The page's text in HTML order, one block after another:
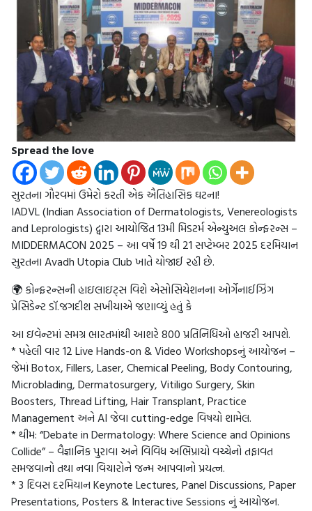
Spread the love
સુરતના ગૌરવમાં ઉમેરો કરતી એક ઐતિહાસિક ઘટના!
IADVL (Indian Association of Dermatologists, Venereologists
and Leprologists) દ્વારા આયોજિત 13મી મિડટર્મ એન્યુઅલ કોન્ફરન્સ –
MIDDERMACON 2025 – આ વર્ષે 19 થી 21 સપ્ટેમ્બર 2025 દરમિયાન
સુરતના Avadh Utopia Club ખાતે યોજાઈ રહી છે.
🌍 કોન્ફરન્સની હાઇલાઇટ્સ વિશે એસોસિયેશનના ઓર્ગેનાઈઝિંગ
પ્રેસિડેન્ટ ડૉ.જગદીશ સખીયાએ જણાવ્યું હતું કે
આ ઇવેન્ટમાં સમગ્ર ભારતમાંથી આશરે 800 પ્રતિનિધિઓ હાજરી આપશે.
* પહેલી વાર 12 Live Hands-on & Video Workshopsનું આયોજન –
જેમાં Botox, Fillers, Laser, Chemical Peeling, Body Contouring,
Microblading, Dermatosurgery, Vitiligo Surgery, Skin
Boosters, Thread Lifting, Hair Transplant, Practice
Management અને AI જેવા cutting-edge વિષયો શામેલ.
* થીમ: “Debate in Dermatology: Where Science and Opinions
Collide” – વૈજ્ઞાનિક પુરાવા અને વિવિધ અભિપ્રાયો વચ્ચેનો તફાવત
સમજવાનો તથા નવા વિચારોને જન્મ આપવાનો પ્રયત્ન.
* 3 દિવસ દરમિયાન Keynote Lectures, Panel Discussions, Paper
Presentations, Posters & Interactive Sessions નું આયોજન.